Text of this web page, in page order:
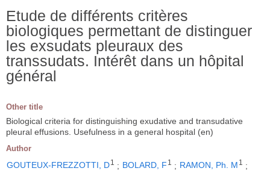
Etude de différents critères
biologiques permettant de distinguer
les exsudats pleuraux des
transsudats. Intérêt dans un hôpital
général
Other title
Biological criteria for distinguishing exudative and transudative
pleural effusions. Usefulness in a general hospital (en)
Author
GOUTEUX-FREZZOTTI, D1 ; BOLARD, F 1 ; RAMON, Ph. M 1
;